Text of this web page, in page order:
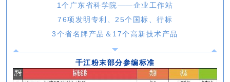
1个广东省科学院——企业工作站
76项发明专利、25个国标、行标
3个省名牌产品＆17个高新技术产品
千江粉末部分参编标准